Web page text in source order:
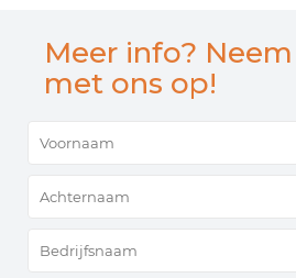
Meer info?
met ons op!